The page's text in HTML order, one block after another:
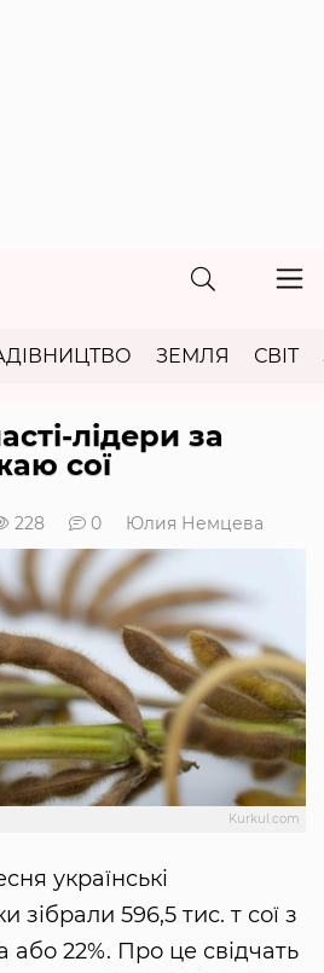
ЗЕМЛЯ СВІТ
лідери за
сої
228 0 Юлия Немцева
Kurkul.com
українські
зібрали 596,5 тис. т сої з
або 22%. Про це свідчать